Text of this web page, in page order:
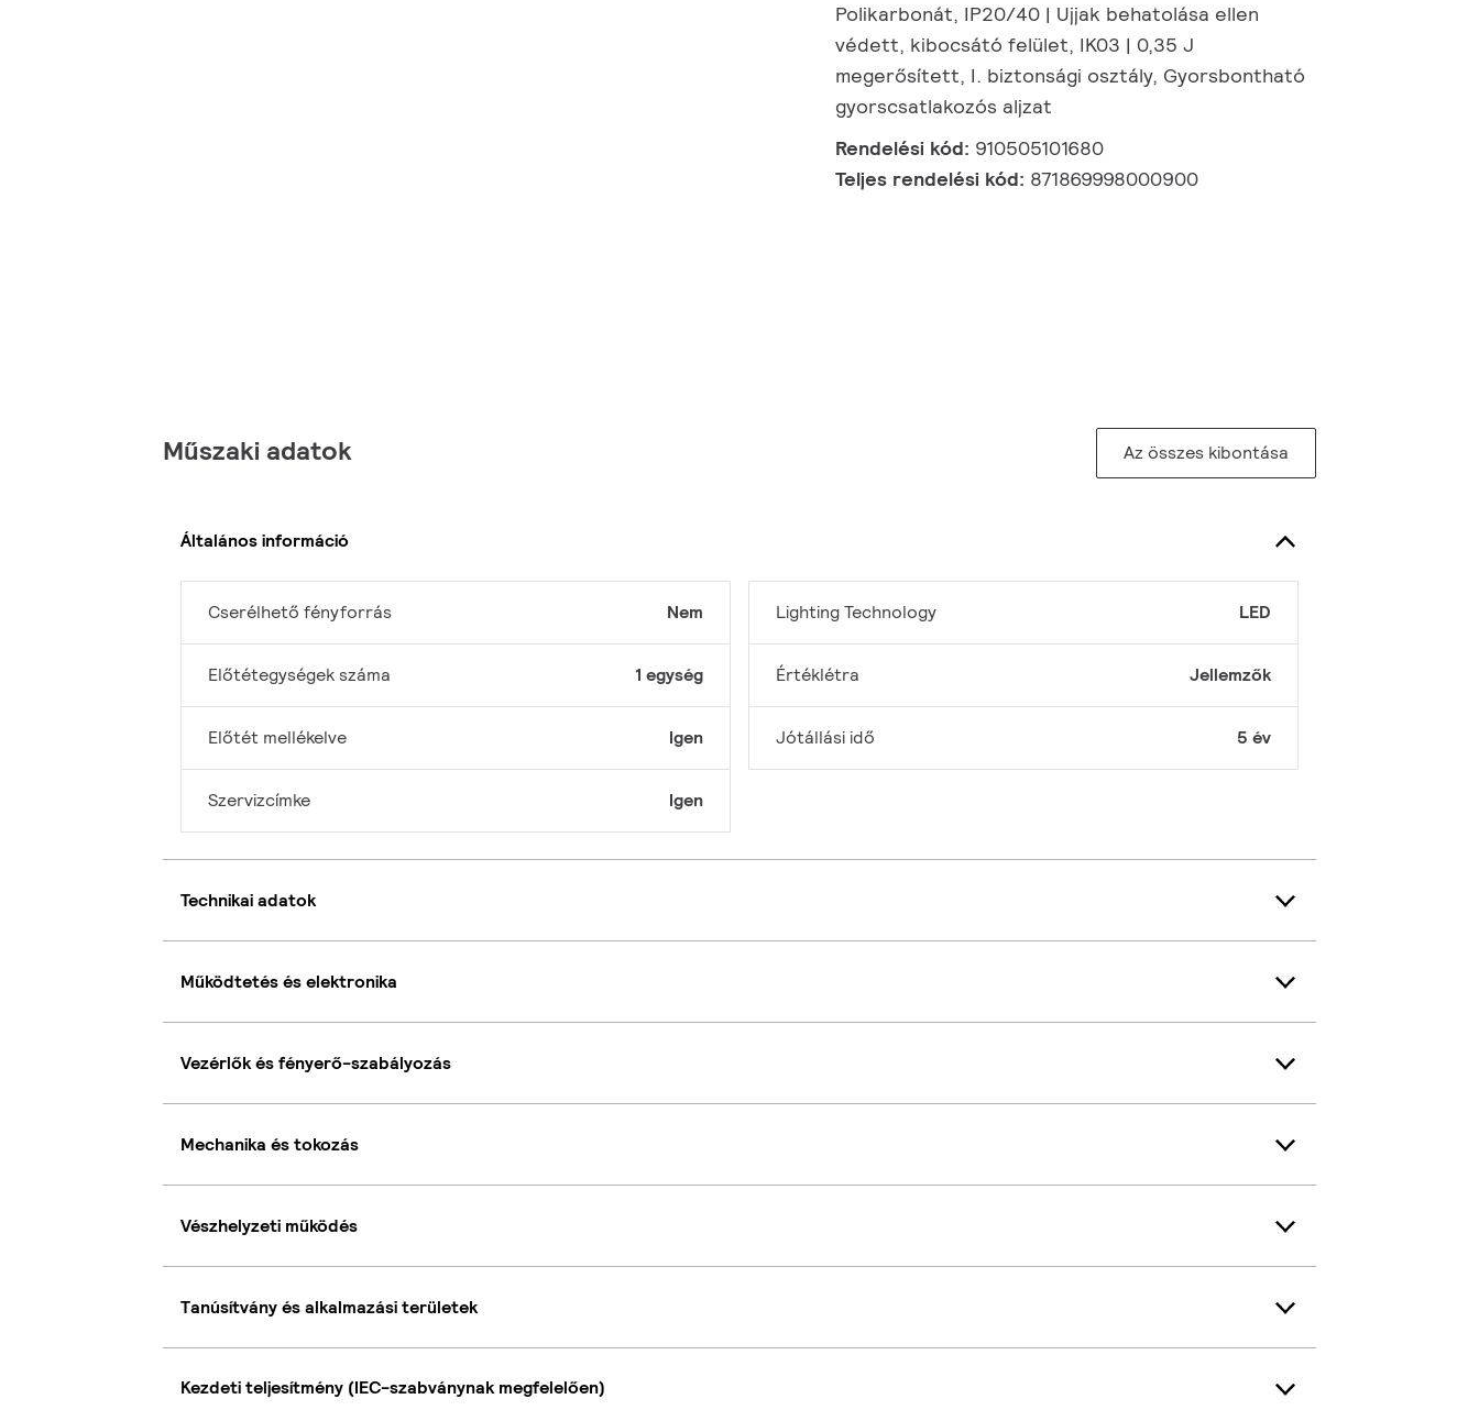
Polikarbonát, IP20/40 | Ujjak behatolása ellen
védett, kibocsátó felület, IK03 | 0,35 J
megerősített, I. biztonsági osztály, Gyorsbontható
gyorscsatlakozós aljzat
Rendelési kód: 910505101680
Teljes rendelési kód: 871869998000900
Műszaki adatok Az összes kibontása
Általános információ
Cserélhető fényforrás Nem
Előtétegységek száma 1 egység
Előtét mellékelve Igen
Szervizcímke Igen
Lighting Technology LED
Értéklétra Jellemzők
Jótállási idő 5 év
Technikai adatok
Működtetés és elektronika
Vezérlők és fényerő-szabályozás
Mechanika és tokozás
Vészhelyzeti működés
Tanúsítvány és alkalmazási területek
Kezdeti teljesítmény (IEC-szabványnak megfelelően)